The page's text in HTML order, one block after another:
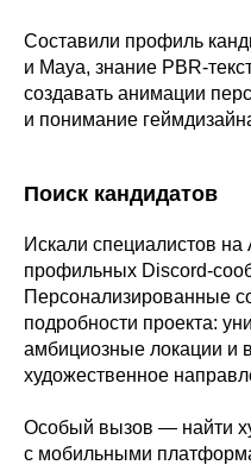
Составили профиль
и Maya, знание PBR-
создавать анимации
и понимание
Поиск кандидатов
Искали специалистов
профильных Discord-
Персонализированные
подробности проекта:
амбициозные локации и
художественное
Особый вызов — найти
с мобильными